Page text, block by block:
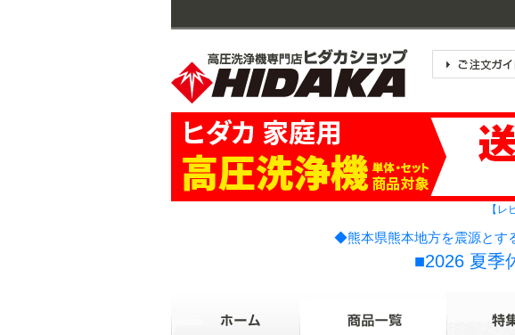
【
◆熊本県熊本地方を震源とす
■2026 夏季